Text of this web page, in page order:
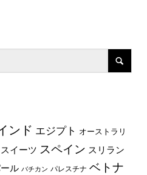
ンド エジプト オーストラリ
スイーツ スペイン スリラン
ル バチカン パレスチナ ベトナ